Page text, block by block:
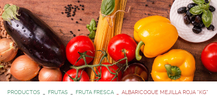
PRODUCTOS FRUTAS FRUTA FRESCA ALBARICOQUE MEJILLA ROJA *KG*